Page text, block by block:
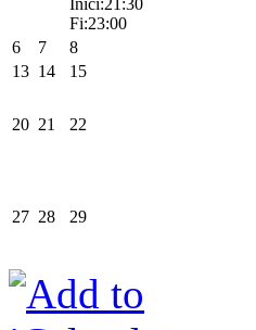
Fi:23:00
6 7 8
13 14 15
20 21 22
27 28 29